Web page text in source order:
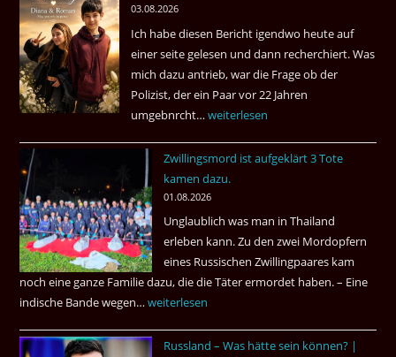
03.08.2026
Ich habe diesen Bericht igendwo heute auf
einer seite gelesen und dann recherchiert. Was
mich dazu antrieb, war die Frage ob der
Polizist, der ein Paar vor 22 Jahren
umgebnrcht…Nach
Jahren,
ist
der
Mörder
wieder
frei
?
weiterlesen
Zwillingsmord ist aufgeklärt 3 Tote
kamen dazu.
01.08.2026
Unglaublich was man in Thailand
erleben kann. Zu den zwei Mordopfern
eines Russischen Zwillingpaares kam
noch eine ganze Familie dazu, die die Täter ermordet haben. – Eine
indische Bande wegen…Zwillingsmord
aufgeklärt
weiterlesen
Russland – Was hätte sein können? |